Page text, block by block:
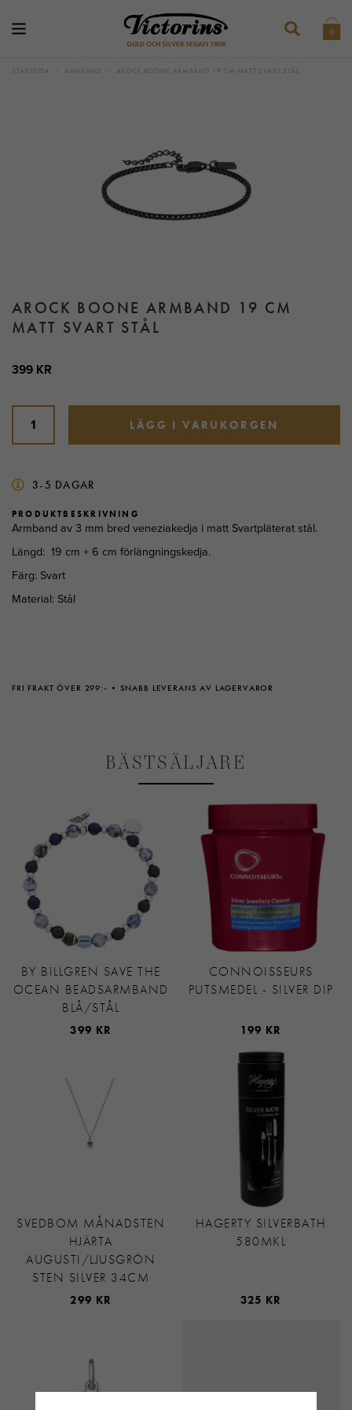
GULD OCH SILVER SEDAN 1908
0
STARTSIDA ARMBAND AROCK BOONE ARMBAND 19 CM MATT SVART STÅL
AROCK BOONE ARMBAND 19 CM
MATT SVART STÅL
PRODUKTBESKRIVNING
Armband av 3 mm bred veneziakedja i matt Svartpläterat stål.
Längd: 19 cm + 6 cm förlängningskedja.
Färg: Svart
Material: Stål
399 KR
LÄGG I VARUKORGEN
3-5 DAGAR
FRI FRAKT ÖVER 299:- SNABB LEVERANS AV LAGERVAROR
BÄSTSÄLJARE
BY BILLGREN SAVE THE
OCEAN BEADSARMBAND
BLÅ/STÅL
399 KR
CONNOISSEURS
PUTSMEDEL - SILVER DIP
199 KR
SVEDBOM MÅNADSTEN
HJÄRTA
AUGUSTI/LJUSGRÖN
STEN SILVER 34CM
299 KR
HAGERTY SILVERBATH
580MKL
325 KR